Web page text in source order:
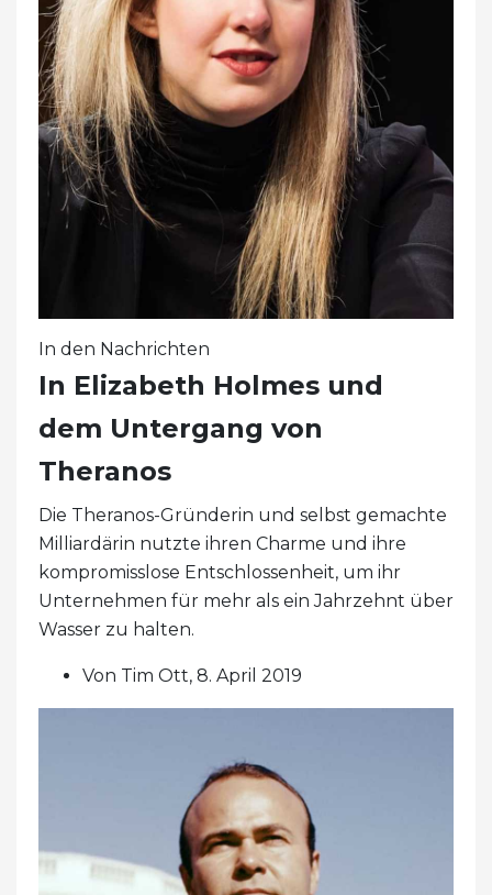
In den Nachrichten
In Elizabeth Holmes und
dem Untergang von
Theranos
Die Theranos-Gründerin und selbst gemachte
Milliardärin nutzte ihren Charme und ihre
kompromisslose Entschlossenheit, um ihr
Unternehmen für mehr als ein Jahrzehnt über
Wasser zu halten.
Von Tim Ott, 8. April 2019